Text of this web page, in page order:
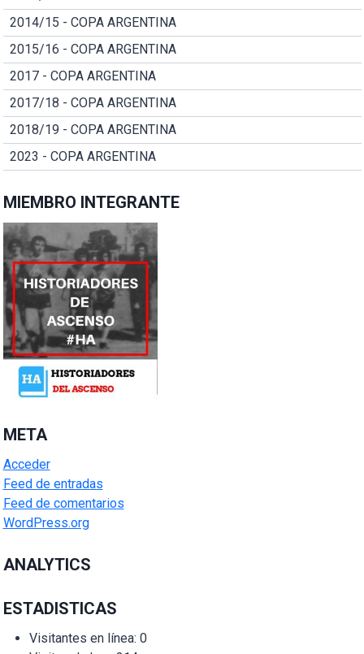
2014/15 - COPA ARGENTINA
2015/16 - COPA ARGENTINA
2017 - COPA ARGENTINA
2017/18 - COPA ARGENTINA
2018/19 - COPA ARGENTINA
2023 - COPA ARGENTINA
MIEMBRO INTEGRANTE
META
Acceder
Feed de entradas
Feed de comentarios
WordPress.org
ANALYTICS
ESTADISTICAS
Visitantes en línea: 0